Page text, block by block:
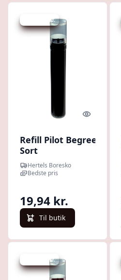
Spar 351 kr.
Quick look
Refill Pilot Begreen
Sort
T/whiteboardmarker
Hertels Boresko
Bedste pris
19,94 kr.
Til butik
Spar 351 kr.